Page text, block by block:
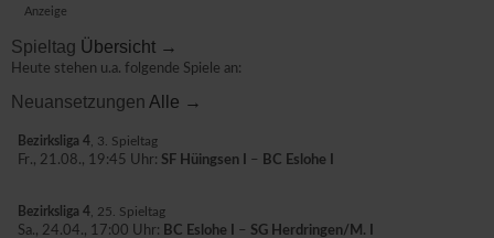
Anzeige
Spieltag Übersicht →
Heute stehen u.a. folgende Spiele an:
Neuansetzungen Alle →
Bezirksliga 4 , 3. Spieltag
Fr., 21.08., 19:45 Uhr: SF Hüingsen I – BC Eslohe I
Bezirksliga 4 , 25. Spieltag
Sa., 24.04., 17:00 Uhr: BC Eslohe I – SG Herdringen/M. I